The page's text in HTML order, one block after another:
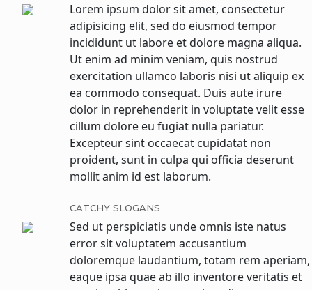
Lorem ipsum dolor sit amet, consectetur
adipisicing elit, sed do eiusmod tempor
incididunt ut labore et dolore magna aliqua.
Ut enim ad minim veniam, quis nostrud
exercitation ullamco laboris nisi ut aliquip ex
ea commodo consequat. Duis aute irure
dolor in reprehenderit in voluptate velit esse
cillum dolore eu fugiat nulla pariatur.
Excepteur sint occaecat cupidatat non
proident, sunt in culpa qui officia deserunt
mollit anim id est laborum.
CATCHY SLOGANS
Sed ut perspiciatis unde omnis iste natus
error sit voluptatem accusantium
doloremque laudantium, totam rem aperiam,
eaque ipsa quae ab illo inventore veritatis et